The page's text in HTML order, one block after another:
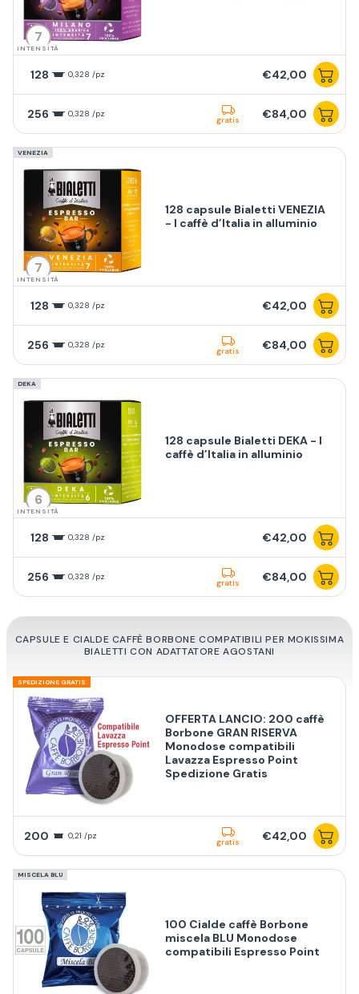
7
INTENSITÀ
128 0,328 /pz €42,00
256 0,328 /pz
gratis €84,00
VENEZIA
7
INTENSITÀ
128 capsule Bialetti VENEZIA
- I caffè d’Italia in alluminio
128 0,328 /pz €42,00
256 0,328 /pz
gratis €84,00
DEKA
6
INTENSITÀ
128 capsule Bialetti DEKA - I
caffè d’Italia in alluminio
128 0,328 /pz €42,00
256 0,328 /pz
gratis €84,00
CAPSULE E CIALDE CAFFÈ BORBONE COMPATIBILI PER MOKISSIMA
BIALETTI CON ADATTATORE AGOSTANI
SPEDIZIONE GRATIS
OFFERTA LANCIO: 200 caffè
Borbone GRAN RISERVA
Monodose compatibili
Lavazza Espresso Point
Spedizione Gratis
200 0,21 /pz
gratis €42,00
MISCELA BLU
100 Cialde caffè Borbone
miscela BLU Monodose
compatibili Espresso Point